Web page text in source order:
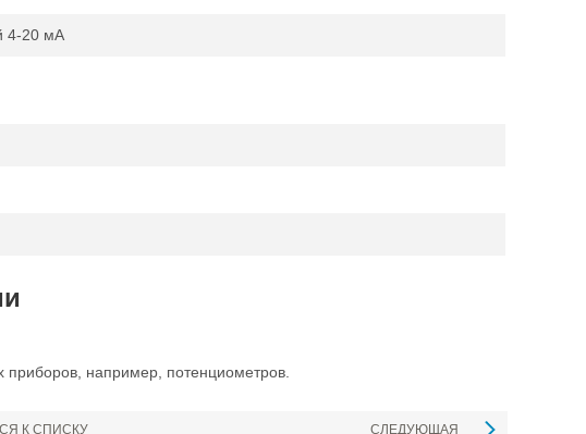
4-20 мА
например, потенциометров.
К СПИСКУ СЛЕДУЮЩАЯ